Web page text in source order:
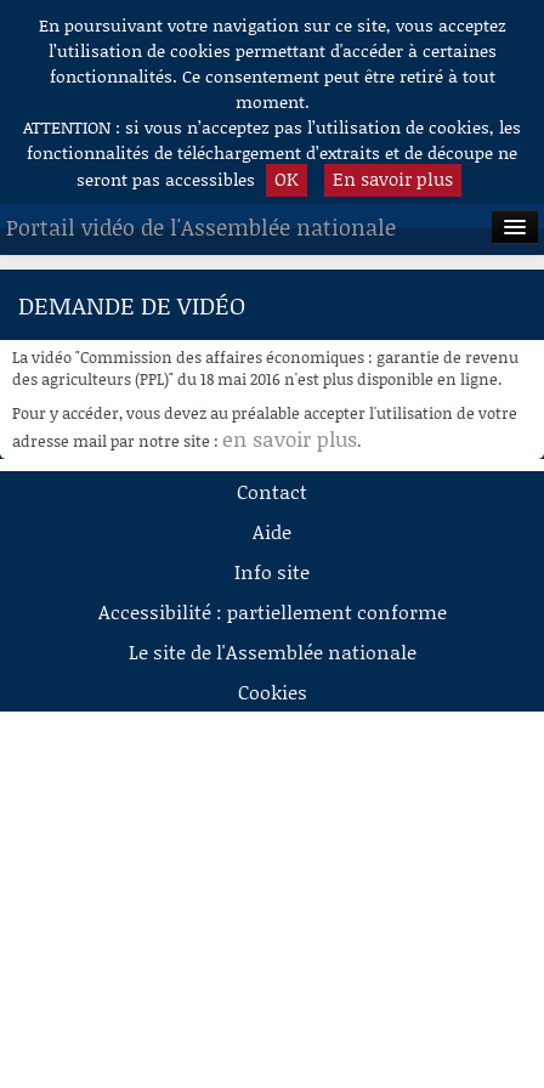
Aller au contenu
En poursuivant votre navigation sur ce site, vous acceptez
l’utilisation de cookies permettant d'accéder à certaines
fonctionnalités. Ce consentement peut être retiré à tout
moment.
ATTENTION : si vous n’acceptez pas l’utilisation de cookies, les
fonctionnalités de téléchargement d’extraits et de découpe ne
seront pas accessibles
OK En savoir plus
Portail vidéo de l'Assemblée nationale
ACCUEIL
À LA DEMANDE
RECHERCHE
AIDE À LA DÉCOUPE
DEMANDE DE VIDÉO
La vidéo "Commission des affaires économiques : garantie de revenu
des agriculteurs (PPL)" du 18 mai 2016 n'est plus disponible en ligne.
Pour y accéder, vous devez au préalable accepter l'utilisation de votre
adresse mail par notre site : en savoir plus.
Contact
Aide
Info site
Accessibilité : partiellement conforme
Le site de l'Assemblée nationale
Cookies